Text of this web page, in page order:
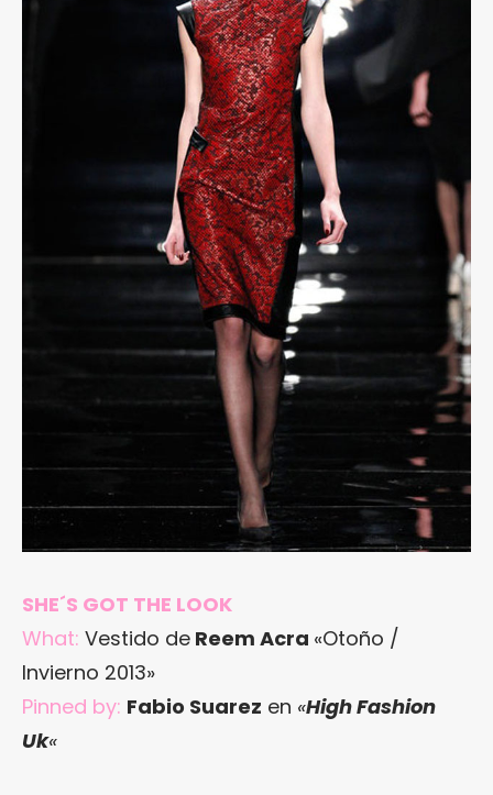
SHE´S GOT THE LOOK
What: Vestido de Reem Acra «Otoño /
Invierno 2013»
Pinned by: Fabio Suarez en «High Fashion
Uk«